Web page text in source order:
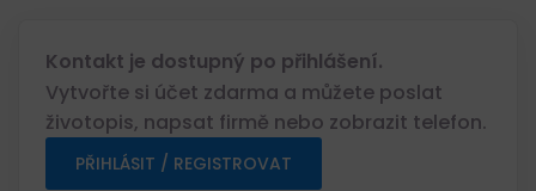
Kontakt je dostupný po přihlášení.
Vytvořte si účet zdarma a můžete poslat
životopis, napsat firmě nebo zobrazit telefon.
PŘIHLÁSIT / REGISTROVAT